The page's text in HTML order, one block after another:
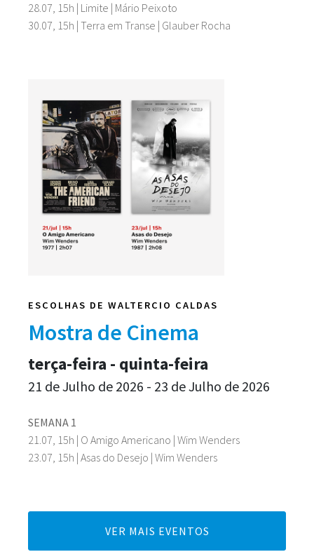
28.07, 15h | Limite | Mário Peixoto
30.07, 15h | Terra em Transe | Glauber Rocha
ESCOLHAS DE WALTERCIO CALDAS
Mostra de Cinema
SEMANA 1
21.07, 15h | O Amigo Americano | Wim Wenders
23.07, 15h | Asas do Desejo | Wim Wenders
terça-feira - quinta-feira
21 de Julho de 2026 - 23 de Julho de 2026
VER MAIS EVENTOS